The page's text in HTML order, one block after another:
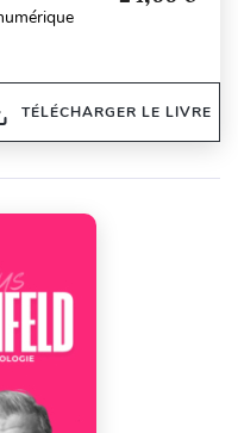
TÉLÉCHARGER LE LIVRE